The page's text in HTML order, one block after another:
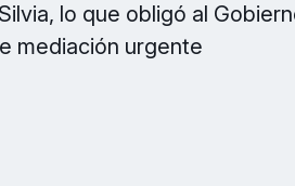
lo que obligó al
mediación urgente